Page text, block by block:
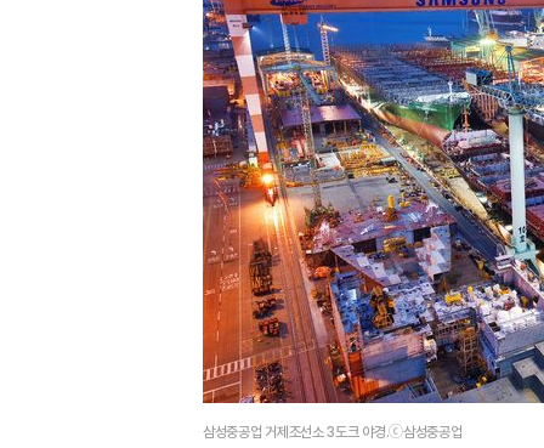
삼성중공업 거제조선소 3도크 야경.ⓒ삼성중공업